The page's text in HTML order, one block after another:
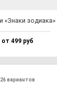
«Зна­ки зо­ди­ака»
от 499 руб
26 вариантов